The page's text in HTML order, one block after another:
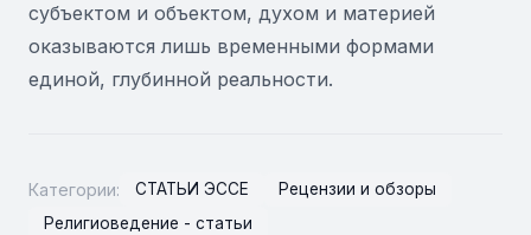
субъектом и объектом, духом и материей
оказываются лишь временными формами
единой, глубинной реальности.
Категории: СТАТЬИ ЭССЕ
Рецензии и обзоры
Религиоведение - статьи